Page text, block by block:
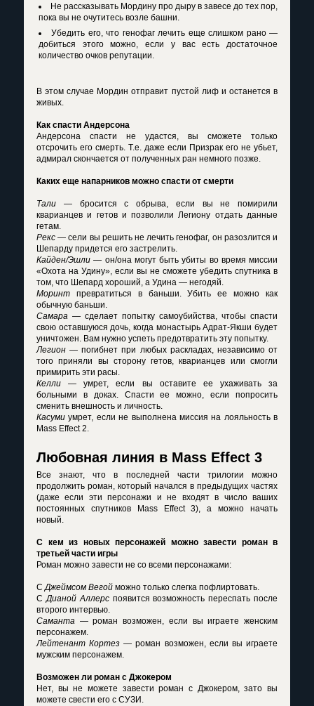
Не рассказывать Мордину про дыру в завесе до тех пор,
пока вы не очутитесь возле башни.
Убедить его, что генофаг лечить еще слишком рано —
добиться этого можно, если у вас есть достаточное
количество очков репутации.
В этом случае Мордин отправит пустой лиф и останется в
живых.
Как спасти Андерсона
Андерсона спасти не удастся, вы сможете только
отсрочить его смерть. Т.е. даже если Призрак его не убьет,
адмирал скончается от полученных ран немного позже.
Каких еще напарников можно спасти от смерти
Тали — бросится с обрыва, если вы не помирили
кварианцев и гетов и позволили Легиону отдать данные
гетам.
Рекс — сели вы решить не лечить генофаг, он разозлится и
Шепарду придется его застрелить.
Кайден/Эшли — он/она могут быть убиты во время миссии
«Охота на Удину», если вы не сможете убедить спутника в
том, что Шепард хороший, а Удина — негодяй.
Моринт превратиться в баньши. Убить ее можно как
обычную баньши.
Самара — сделает попытку самоубийства, чтобы спасти
свою оставшуюся дочь, когда монастырь Адрат-Якши будет
уничтожен. Вам нужно успеть предотвратить эту попытку.
Легион — погибнет при любых раскладах, независимо от
того приняли вы сторону гетов, кварианцев или смогли
примирить эти расы.
Келли — умрет, если вы оставите ее ухаживать за
больными в доках. Спасти ее можно, если попросить
сменить внешность и личность.
Касуми умрет, если не выполнена миссия на лояльность в
Mass Effect 2.
Любовная линия в Mass Effect 3
Все знают, что в последней части трилогии можно
продолжить роман, который начался в предыдущих частях
(даже если эти персонажи и не входят в число ваших
постоянных спутников Mass Effect 3), а можно начать
новый.
С кем из новых персонажей можно завести роман в
третьей части игры
Роман можно завести не со всеми персонажами:
СДжеймсом Вегой можно только слегка пофлиртовать.
СДианой Аллерспоявится возможность переспать после
второго интервью.
Саманта — роман возможен, если вы играете женским
персонажем.
Лейтенант Кортез — роман возможен, если вы играете
мужским персонажем.
Возможен ли роман с Джокером
Нет, вы не можете завести роман с Джокером, зато вы
можете свести его с СУЗИ.